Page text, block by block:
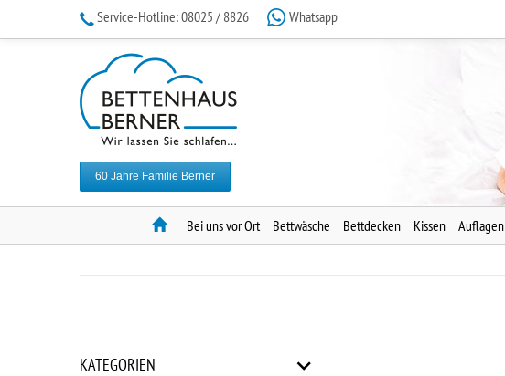
Service-Hotline:08025 / 8826 Whatsapp
60 Jahre Familie Berner
HomeBei uns vor Ort Bettwäsche Bettdecken Kissen Auflagen
KATEGORIEN